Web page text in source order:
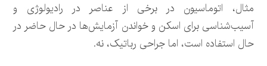
مثال، اتوماسیون در برخی از عناصر در رادیولوژی و
آسیب‌شناسی برای اسکن و خواندن آزمایش‌ها در حال حاضر در
حال استفاده است، اما جراحی رباتیک، نه.